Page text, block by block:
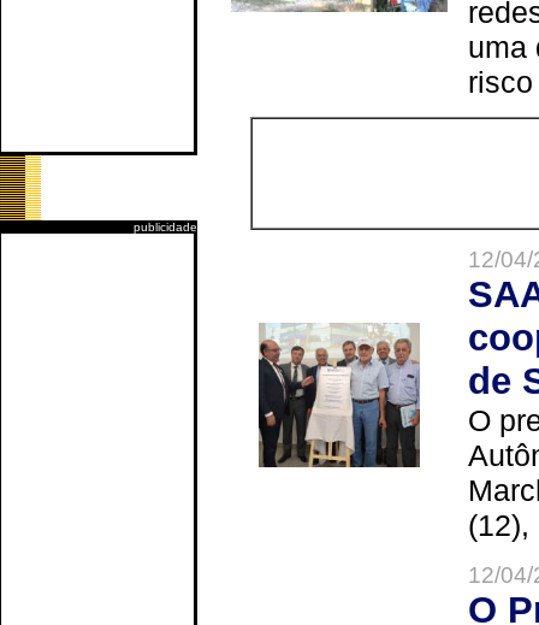
publicidade
uma
12/
de
O
(12),
12/
O